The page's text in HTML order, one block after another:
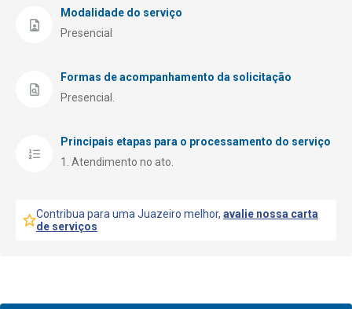
Modalidade do serviço
Presencial
Formas de acompanhamento da solicitação
Presencial.
Principais etapas para o processamento do serviço
Atendimento no ato.
Contribua para uma Juazeiro melhor, avalie nossa carta
de serviços